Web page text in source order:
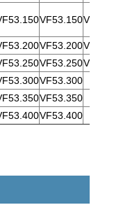
VF53.150
VF53.200
VF53.250
VF53.300
VF53.350
VF53.400